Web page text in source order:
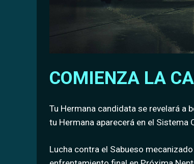
COMIENZA LA
Tu Hermana candidata se revelará a
tu Hermana aparecerá en el Sistema
Lucha contra el Sabueso